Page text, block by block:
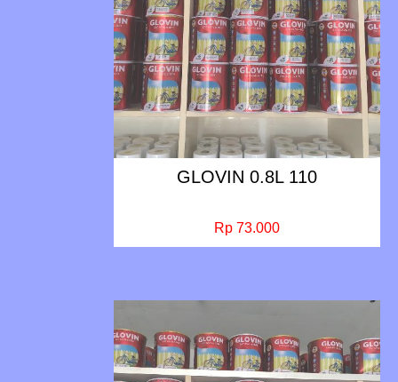
GLOVIN 0.8L 110
Rp 73.000